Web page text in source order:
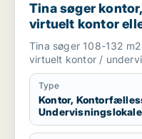
Tina søger
virtuelt kontor
til leje i Videbæk,
Tina søger 108-132
virtuelt kontor /
Type
Kontor,
Undervisningslokale